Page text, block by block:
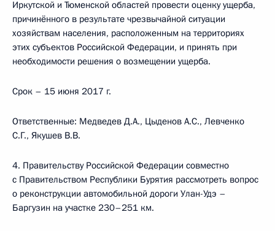
Иркутской и Тюменской областей провести оценку ущерба,
причинённого в результате чрезвычайной ситуации
хозяйствам населения, расположенным на территориях
этих субъектов Российской Федерации, и принять при
необходимости решения о возмещении ущерба.
Срок – 15 июня 2017 г.
Ответственные: Медведев Д.А., Цыденов А.С., Левченко
С.Г., Якушев В.В.
4. Правительству Российской Федерации совместно
с Правительством Республики Бурятия рассмотреть вопрос
о реконструкции автомобильной дороги Улан-Удэ –
Баргузин на участке 230–251 км.